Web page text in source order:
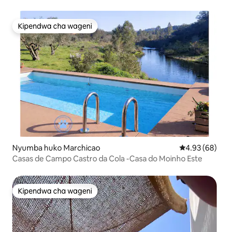
Kipendwa cha wageni
Kipendwa cha wageni
Nyumba huko Marchicao Ukadiriaji wa
4.93 (68)
Casas de Campo Castro da Cola -Casa do Moinho Este
Kipendwa cha wageni
Kipendwa cha wageni